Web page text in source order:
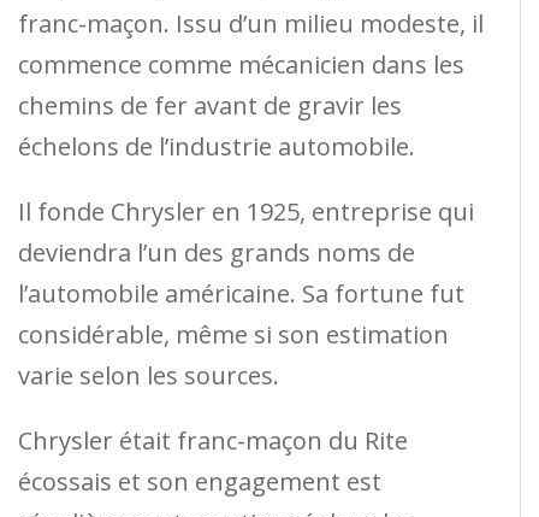
franc-maçon. Issu d’un milieu modeste, il
commence comme mécanicien dans les
chemins de fer avant de gravir les
échelons de l’industrie automobile.
Il fonde Chrysler en 1925, entreprise qui
deviendra l’un des grands noms de
l’automobile américaine. Sa fortune fut
considérable, même si son estimation
varie selon les sources.
Chrysler était franc-maçon du Rite
écossais et son engagement est